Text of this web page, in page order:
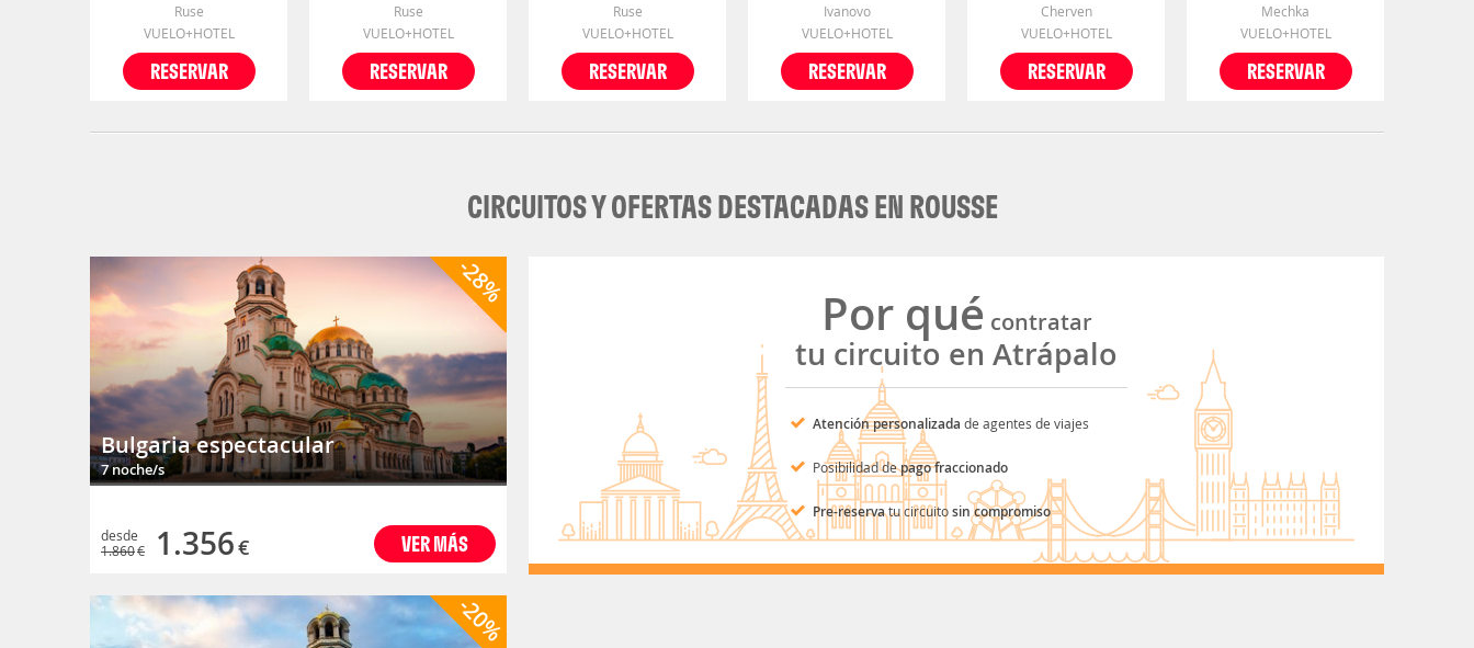
Ruse
VUELO+HOTEL
RESERVAR
Ruse
VUELO+HOTEL
RESERVAR
Ruse
VUELO+HOTEL
RESERVAR
Ivanovo
VUELO+HOTEL
RESERVAR
Cherven
VUELO+HOTEL
RESERVAR
Mechka
VUELO+HOTEL
RESERVAR
CIRCUITOS Y OFERTAS DESTACADAS EN ROUSSE
Bulgaria espectacular
7 noche/s
VER MÁS
desde
1.860€ 1.356€
-28%
-20%
Por qué contratar
tu circuito en Atrápalo
Atención personalizada de agentes de viajes
Posibilidad depago fraccionado
Pre-reservatu circuitosin compromiso